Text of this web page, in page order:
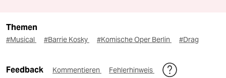
Themen
#Musical #Barrie Kosky #Komische Oper Berlin #Drag
Feedback Kommentieren Fehlerhinweis